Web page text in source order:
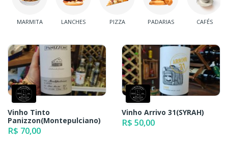
MARMITA LANCHES PIZZA PADARIAS CAFÉS
Vinho Tinto
Panizzon(Montepulciano)
R$ 70,00
Vinho Arrivo 31(SYRAH)
R$ 50,00